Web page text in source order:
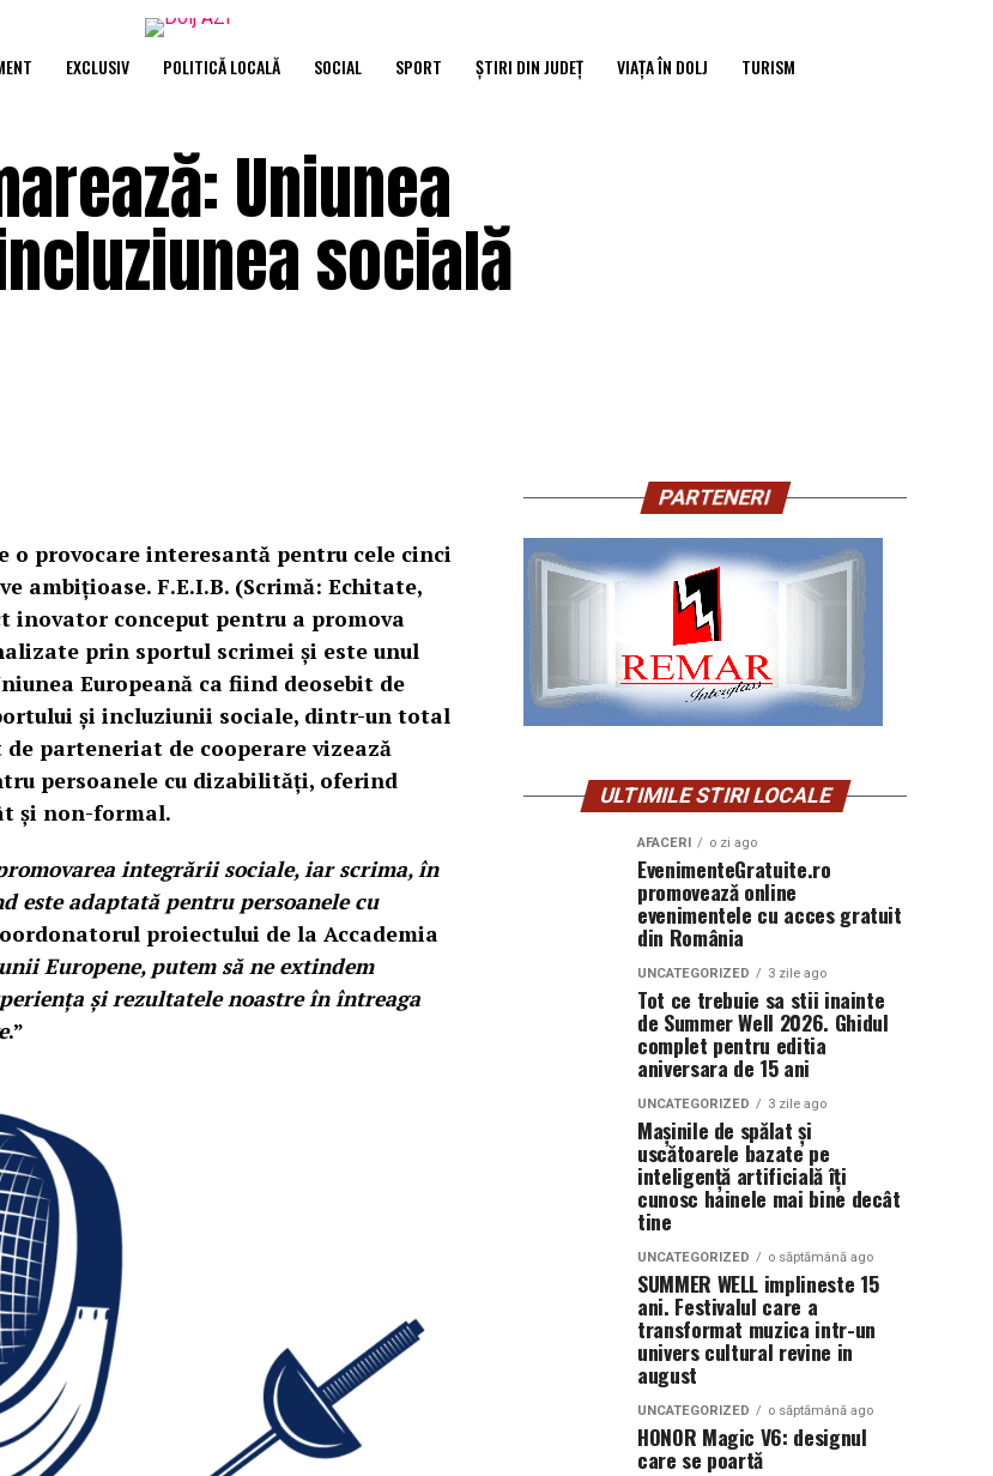
EXCLUSIV POLITICĂ LOCALĂ SOCIAL SPORT ȘTIRI DIN JUDEȚ VIAȚA ÎN DOLJ TURISM
Uniunea
socială
o provocare interesantă pentru cele cinci
ambițioase. F.E.I.B. (Scrimă: Echitate,
inovator conceput pentru a promova
prin sportul scrimei și este unul
Europeană ca fiind deosebit de
și incluziunii sociale, dintr-un total
de parteneriat de cooperare vizează
persoanele cu dizabilități, oferind
și non-formal.
integrării sociale, iar scrima, în
este adaptată pentru persoanele cu
proiectului de la Accademia
Europene, putem să ne extindem
și rezultatele noastre în întreaga
.”
PARTENERI
ULTIMILE STIRI LOCALE
AFACERI o zi ago
EvenimenteGratuite.ro
promovează online
evenimentele cu acces gratuit
din România
UNCATEGORIZED 3 zile ago
Tot ce trebuie sa stii inainte
de Summer Well 2026. Ghidul
complet pentru editia
aniversara de 15 ani
UNCATEGORIZED 3 zile ago
Mașinile de spălat și
uscătoarele bazate pe
inteligență artificială îți
cunosc hainele mai bine decât
tine
UNCATEGORIZED o săptămână ago
SUMMER WELL implineste 15
ani. Festivalul care a
transformat muzica intr-un
univers cultural revine in
august
UNCATEGORIZED o săptămână ago
HONOR Magic V6: designul
care se poartă